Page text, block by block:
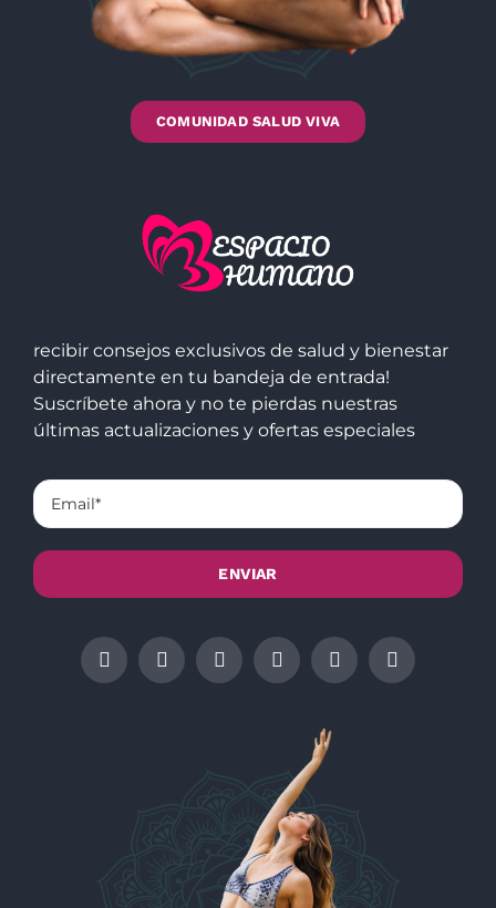
COMUNIDAD SALUD VIVA
recibir consejos exclusivos de salud y bienestar
directamente en tu bandeja de entrada!
Suscríbete ahora y no te pierdas nuestras
últimas actualizaciones y ofertas especiales